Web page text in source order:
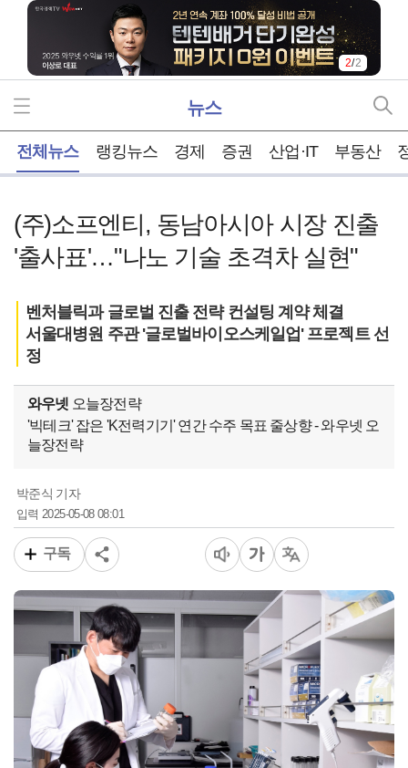
2/2
뉴스
전체뉴스 랭킹뉴스 경제 증권 산업·IT 부동산
(주)소프엔티, 동남아시아 시장 진출
'출사표'…"나노 기술 초격차 실현"
벤처블릭과 글로벌 진출 전략 컨설팅 계약 체결
서울대병원 주관 '글로벌바이오스케일업' 프로젝트 선
정
와우넷 오늘장전략
'빅테크' 잡은 'K전력기기' 연간 수주 목표 줄상향 - 와우넷 오
늘장전략
박준식 기자
입력 2025-05-08 08:01
구독